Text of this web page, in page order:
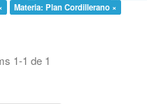
Materia: Plan Cordillerano ×
1-1 de 1